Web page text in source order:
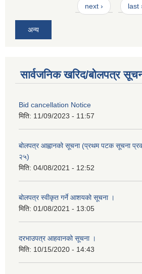
next › last
अन्य
सार्वजनिक खरिद/बोलपत्र
Bid cancellation Notice
मिति: 11/09/2023 - 11:57
बोलपत्र आह्वानको सूचना (प्रथम पटक सूचना
२५)
मिति: 04/08/2021 - 12:52
बोलपत्र स्वीकृत गर्ने आशयको सूचना ।
मिति: 01/08/2021 - 13:05
दरभाउपत्र आहवानको सूचना ।
मिति: 10/15/2020 - 14:43